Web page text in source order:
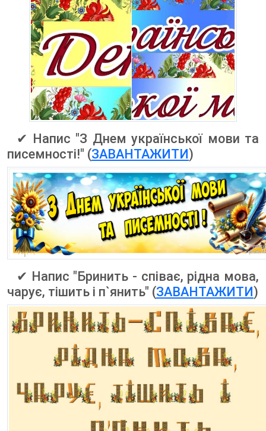
✔ Напис "З Днем української мови та
писемності!" (ЗАВАНТАЖИТИ)
✔ Напис "Бринить - співає, рідна мова,
чарує, тішить і п`янить" (ЗАВАНТАЖИТИ)